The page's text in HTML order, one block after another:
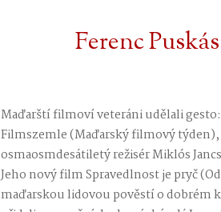
Ferenc
Maďarští filmoví veteráni udělali
Filmszemle (Maďarský filmový
osmaosmdesátiletý režisér Miklós
Jeho nový film Spravedlnost je pryč
maďarskou lidovou pověstí o dobrém